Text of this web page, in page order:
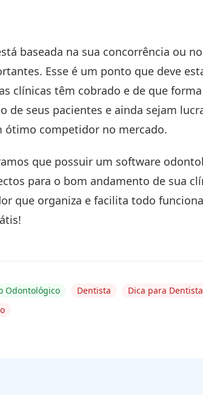
baseada na sua concorrência ou
Esse é um ponto que deve
clínicas têm cobrado e de que
de seus pacientes e ainda sejam
ótimo competidor no mercado.
que possuir um software
para o bom andamento de sua
que organiza e facilita todo
Odontológico Dentista Dica para